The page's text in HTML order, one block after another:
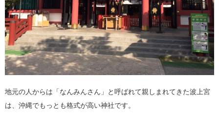
地元の人からは「なんみんさん」と呼ばれて親しまれてきた波上宮
は、沖縄でもっとも格式が高い神社です。